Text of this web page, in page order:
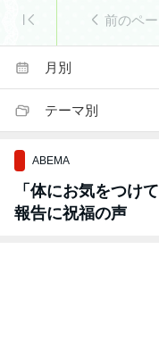
前のペ
月別
テーマ別
ABEMA
「体にお気をつけ
報告に祝福の声